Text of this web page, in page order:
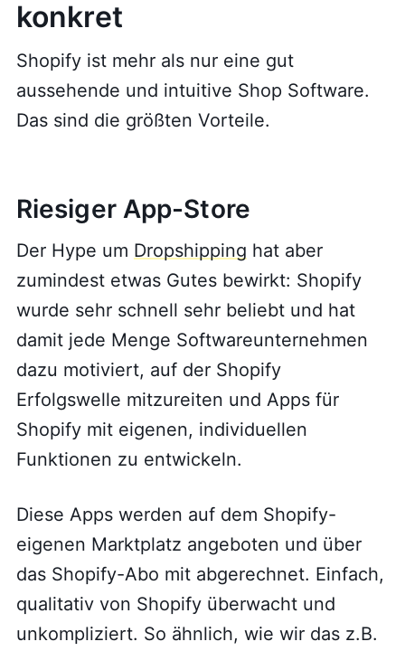
konkret
Shopify ist mehr als nur eine gut
aussehende und intuitive Shop Software.
Das sind die größten Vorteile.
Riesiger App-Store
Der Hype um Dropshipping hat aber
zumindest etwas Gutes bewirkt: Shopify
wurde sehr schnell sehr beliebt und hat
damit jede Menge Softwareunternehmen
dazu motiviert, auf der Shopify
Erfolgswelle mitzureiten und Apps für
Shopify mit eigenen, individuellen
Funktionen zu entwickeln.
Diese Apps werden auf dem Shopify-
eigenen Marktplatz angeboten und über
das Shopify-Abo mit abgerechnet. Einfach,
qualitativ von Shopify überwacht und
unkompliziert. So ähnlich, wie wir das z.B.